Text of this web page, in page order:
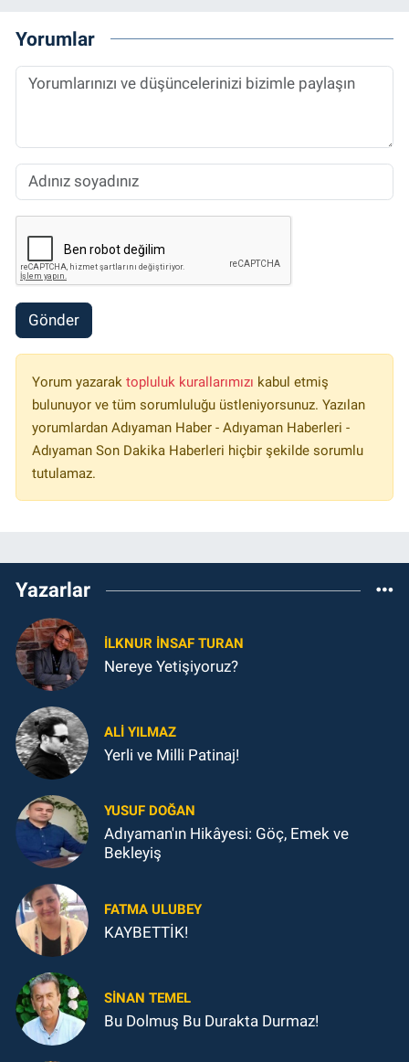
Yorumlar
Gönder
Yorum yazarak topluluk kurallarımızı kabul etmiş
bulunuyor ve tüm sorumluluğu üstleniyorsunuz. Yazılan
yorumlardan Adıyaman Haber - Adıyaman Haberleri -
Adıyaman Son Dakika Haberleri hiçbir şekilde sorumlu
tutulamaz.
Yazarlar
İLKNUR İNSAF TURAN
Nereye Yetişiyoruz?
ALI YILMAZ
Yerli ve Milli Patinaj!
YUSUF DOĞAN
Adıyaman'ın Hikâyesi: Göç, Emek ve
Bekleyiş
FATMA ULUBEY
KAYBETTİK!
SINAN TEMEL
Bu Dolmuş Bu Durakta Durmaz!